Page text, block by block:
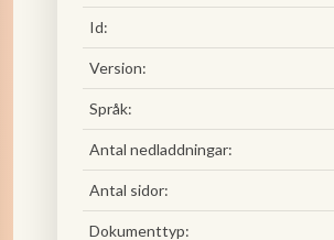
Id:
Version:
Språk:
Antal nedladdningar:
Antal sidor:
Dokumenttyp: